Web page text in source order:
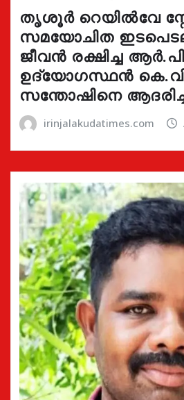
തൃശൂർ റെയിൽവേ
സമയോചിത
ജീവൻ രക്ഷിച്ച
ഉദ്യോഗസ്ഥൻ
സന്തോഷിനെ
irinjalakudatimes.com